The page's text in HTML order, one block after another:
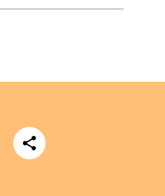
Teilen